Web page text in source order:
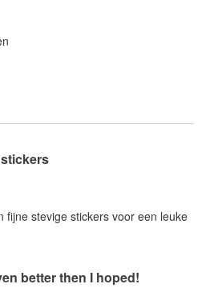
fijne stevige stickers voor een leuke
better then I hoped!